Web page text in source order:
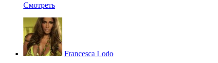
Смотреть
Francesca Lodo